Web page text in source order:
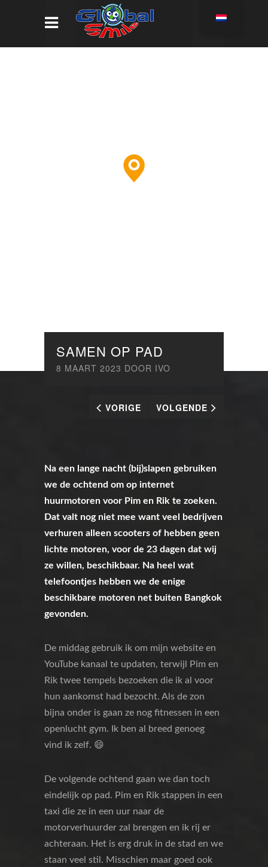
VORIGE VOLGENDE
SAMEN OP PAD
8 MAART 2023 DOOR IVO
Na een lange nacht (bij)slapen gebruiken
we de ochtend om op internet
huurmotoren voor Pim en Rik te zoeken.
Dat valt nog niet mee want veel bedrijven
verhuren alleen scooters of hebben geen
lichte motoren, voor de 23 dagen dat wij
ze willen, beschikbaar. Na heel wat
telefoontjes hebben we de enige
beschikbare motoren net buiten Bangkok
gevonden.
De middag gebruik ik om mijn website en
YouTube kanaal te updaten, terwijl Pim en
Rik twee tempels bezoeken die ik al voor
hun aankomst had bezocht. Als de zon
bijna onder is gaan ze nog fitnessen in een
openlucht gym. Ik ben al breed genoeg
vind ik zelf. 😄
De volgende ochtend gaan we dan toch
eindelijk op pad. Pim en Rik stappen in een
taxi die ze in een uur naar de
motorverhuurder zal brengen en ik rij er
achteraan. Het is erg druk in de stad en we
staan veel stil. Misschien maar goed ook